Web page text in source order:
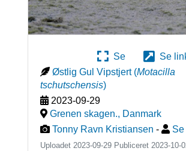
Se
Se
Østlig Gul Vipstjert (Motacilla
tschutschensis)
2023-09-29
Grenen skagen., Danmark
Tonny Ravn Kristiansen - Se
Uploadet 2023-09-29 Publiceret 2023-10-